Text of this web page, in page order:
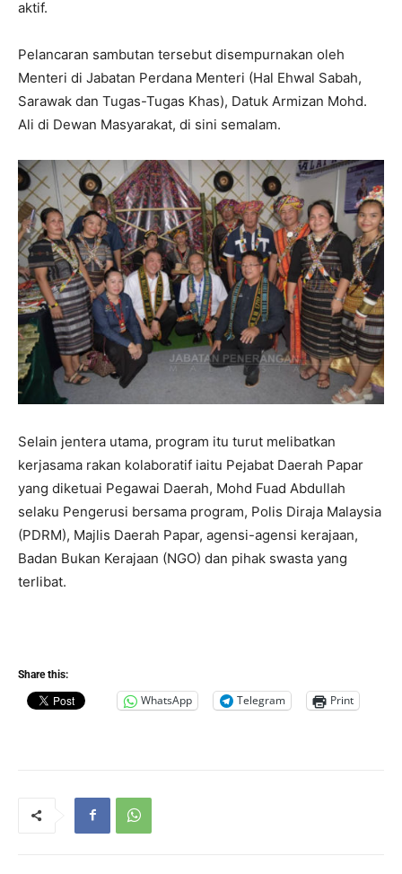
aktif.
Pelancaran sambutan tersebut disempurnakan oleh
Menteri di Jabatan Perdana Menteri (Hal Ehwal Sabah,
Sarawak dan Tugas-Tugas Khas), Datuk Armizan Mohd.
Ali di Dewan Masyarakat, di sini semalam.
Selain jentera utama, program itu turut melibatkan
kerjasama rakan kolaboratif iaitu Pejabat Daerah Papar
yang diketuai Pegawai Daerah, Mohd Fuad Abdullah
selaku Pengerusi bersama program, Polis Diraja Malaysia
(PDRM), Majlis Daerah Papar, agensi-agensi kerajaan,
Badan Bukan Kerajaan (NGO) dan pihak swasta yang
terlibat.
Share this:
WhatsApp Telegram Print